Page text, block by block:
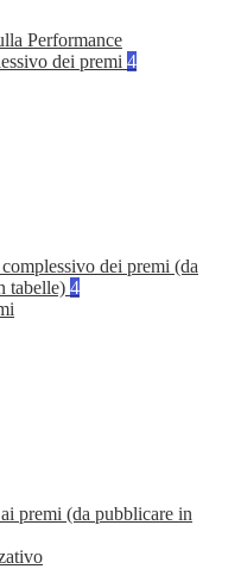
Performance
dei premi 4
dei premi (da
tabelle) 4
premi (da pubblicare in